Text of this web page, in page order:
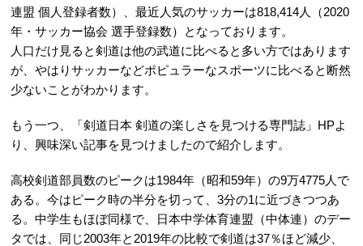
連盟 個人登録者数）、最近人気のサッカーは818,414人（2020
年・サッカー協会 選手登録数）となっております。
人口だけ見ると剣道は他の武道に比べると多い方ではあります
が、やはりサッカーなどポピュラーなスポーツに比べると断然
少ないことがわかります。
もう一つ、「剣道日本 剣道の楽しさを見つける専門誌」HPよ
り、興味深い記事を見つけましたので紹介します。
高校剣道部員数のピークは1984年（昭和59年）の9万4775人で
ある。今はピーク時の半分を切って、3分の1に近づきつつあ
る。中学生もほぼ同様で、日本中学体育連盟（中体連）のデー
タでは、同じ2003年と2019年の比較で剣道は37％ほど減少、